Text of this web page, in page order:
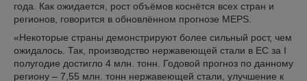
года. Как ожидается, рост объёмов коснётся всех стран и
регионов, говорится в обновлённом прогнозе MEPS.
«Некоторые страны демонстрируют более сильный рост, чем
ожидалось. Так, производство нержавеющей стали в ЕС за I
полугодие достигло 4 млн. тонн. Годовой прогноз по данному
региону – 7,55 млн. тонн нержавеющей стали, улучшение к